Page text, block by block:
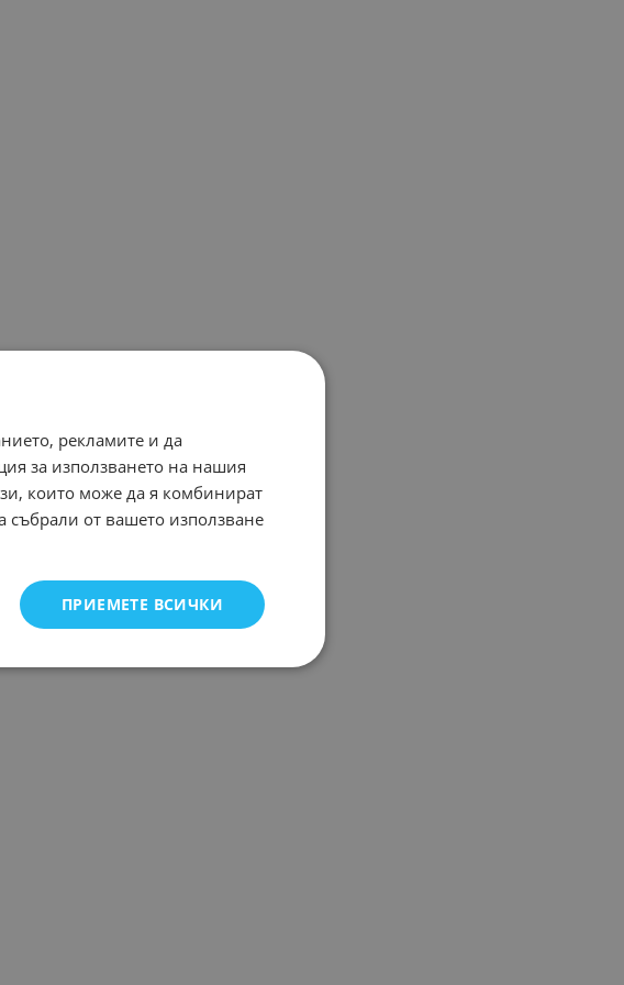
рекламите и да
за използването на нашия
които може да я комбинират
събрали от вашето използване
ПРИЕМЕТЕ ВСИЧКИ